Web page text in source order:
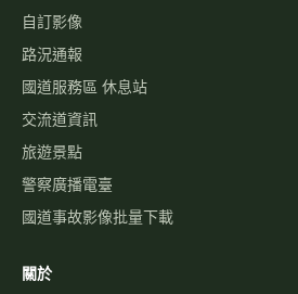
自訂影像
路況通報
國道服務區 休息站
交流道資訊
旅遊景點
警察廣播電臺
國道事故影像批量下載
關於